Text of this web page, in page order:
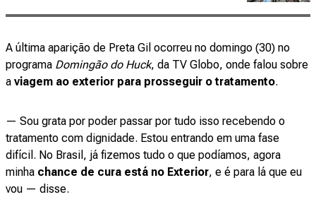
A última aparição de Preta Gil ocorreu no domingo (30) no
programa Domingão do Huck, da TV Globo, onde falou sobre
a viagem ao exterior para prosseguir o tratamento.
— Sou grata por poder passar por tudo isso recebendo o
tratamento com dignidade. Estou entrando em uma fase
difícil. No Brasil, já fizemos tudo o que podíamos, agora
minha chance de cura está no Exterior, e é para lá que eu
vou — disse.